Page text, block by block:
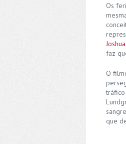
Os
faz
O
que